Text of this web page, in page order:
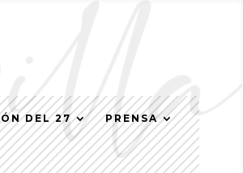
DEL 27
PRENSA